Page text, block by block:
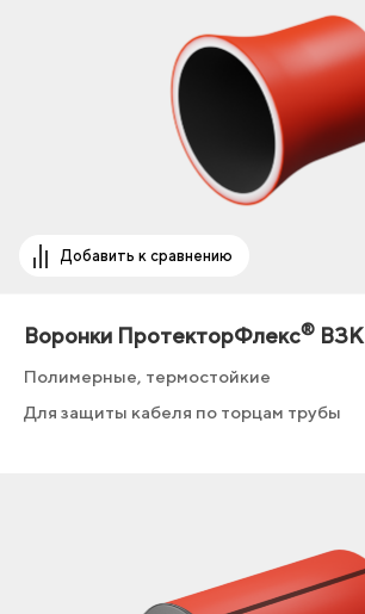
Добавить к сравнению
Воронки ПротекторФлекс® ВЗК
Полимерные, термостойкие
Для защиты кабеля по торцам трубы